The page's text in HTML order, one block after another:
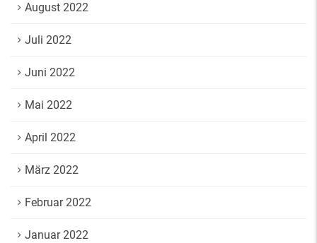
August 2022
Juli 2022
Juni 2022
Mai 2022
April 2022
März 2022
Februar 2022
Januar 2022